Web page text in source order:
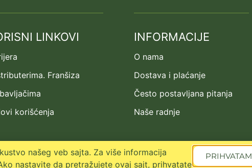
LINKOVI
Franšiza
korišćenja
INFORMACIJE
O nama
Dostava i plaćanje
Često postavljana pitanja
Naše radnje
našeg veb sajta. Za više informacija
nastavite da pretražujete ovaj sajt, prihvatate
PRIHVATAM